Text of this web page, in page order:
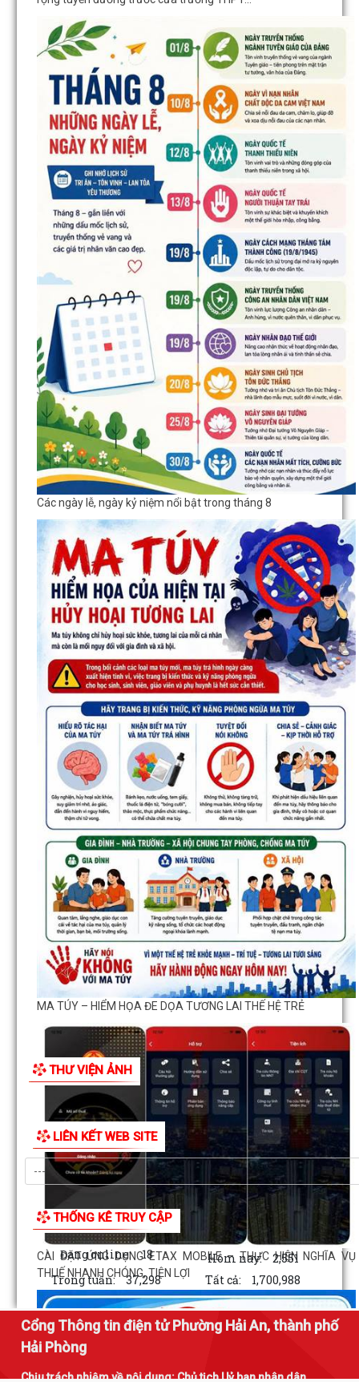
Hộ dân phường Hải An tự nguyện hiến 131,2 m² đất phục vụ mở
rộng tuyến đường trước cửa trường THPT...
Các ngày lễ, ngày kỷ niệm nổi bật trong tháng 8
MA TÚY – HIỂM HỌA ĐE DỌA TƯƠNG LAI THẾ HỆ TRẺ
CÀI ĐẶT ỨNG DỤNG ETAX MOBILE – THỰC HIỆN NGHĨA VỤ
THUẾ NHANH CHÓNG, TIỆN LỢI
THƯ VIỆN ẢNH